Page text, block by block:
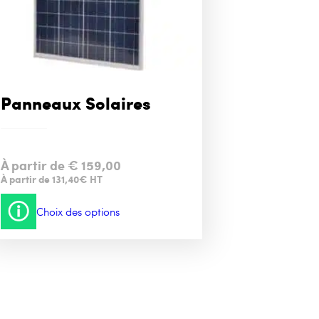
Panneaux Solaires
À partir de€159,00
À partir de 131,40€ HT
Choix des options
Ce
produit